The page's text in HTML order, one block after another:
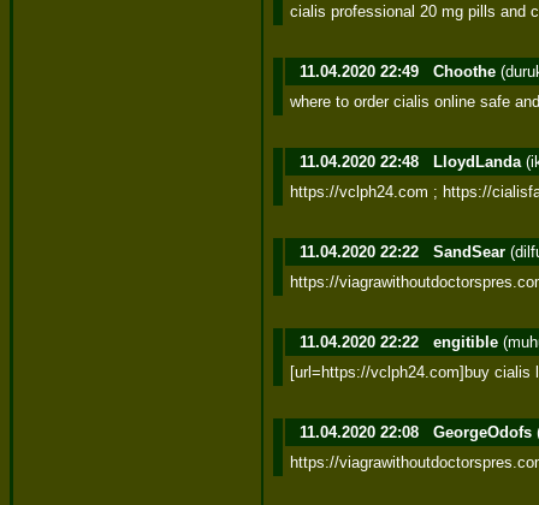
cialis professional 20 mg pills and
11.04.2020 22:49 Choothe
where to order cialis online safe
11.04.2020 22:48 LloydLanda
https://vclph24.com ; https://
11.04.2020 22:22 SandSear
https://
11.04.2020 22:22 engitible
[url=https://vclph24.com]buy cialis
11.04.2020 22:08 GeorgeOdofs
https://